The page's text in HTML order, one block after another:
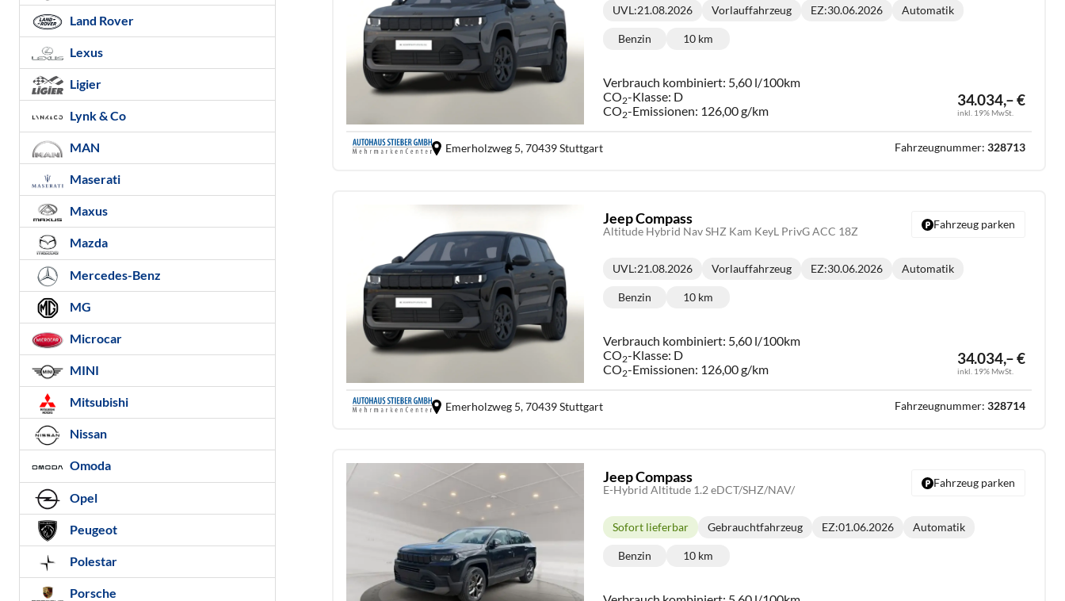
34.034,– €
inkl. 19% MwSt.
Lieferzeit:
UVL:21.08.2026 Vorlauffahrzeug EZ:30.06.2026
Getriebe:
Automatik
Kraftstoff:
Benzin
Kilometerstand:
10 km
Verbrauch kombiniert: 5,60 l/100km
CO2-Klasse: D
CO2-Emissionen: 126,00 g/km
Emerholzweg 5,70439 Stuttgart Fahrzeugnummer: 328713
Jeep Compass
Altitude Hybrid Nav SHZ Kam KeyL PrivG ACC 18Z
34.034,– €
inkl. 19% MwSt.
Lieferzeit:
UVL:21.08.2026 Vorlauffahrzeug EZ:30.06.2026
Getriebe:
Automatik
Kraftstoff:
Benzin
Kilometerstand:
10 km
Verbrauch kombiniert: 5,60 l/100km
CO2-Klasse: D
CO2-Emissionen: 126,00 g/km
Fahrzeug parken
Emerholzweg 5,70439 Stuttgart Fahrzeugnummer: 328714
Jeep Compass
E-Hybrid Altitude 1.2 eDCT/SHZ/NAV/
Lieferzeit:
Sofort lieferbar Gebrauchtfahrzeug EZ:01.06.2026
Getriebe:
Automatik
Kraftstoff:
Benzin
Kilometerstand:
10 km
Fahrzeug parken
Land Rover
Lexus
Ligier
Lynk & Co
MAN
Maserati
Maxus
Mazda
Mercedes-Benz
MG
Microcar
MINI
Mitsubishi
Nissan
Omoda
Opel
Peugeot
Polestar
Porsche